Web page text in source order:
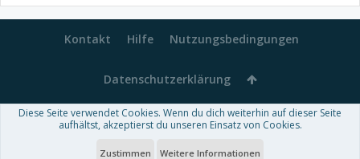
Kontakt Hilfe Nutzungsbedingungen
Datenschutzerklärung
Forum software by XenForo™-Deutsch von xenDach
Theme designed byThemeHouse
Diese Seite verwendet Cookies. Wenn du dich weiterhin auf dieser Seite
aufhältst, akzeptierst du unseren Einsatz von Cookies.
Zustimmen Weitere Informationen